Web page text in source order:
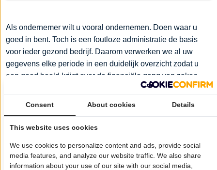
Als ondernemer wilt u vooral ondernemen. Doen waar u
goed in bent. Toch is een foutloze administratie de basis
voor ieder gezond bedrijf. Daarom verwerken we al uw
gegevens elke periode in een duidelijk overzicht zodat u
een goed beeld krijgt over de financiële gang van zaken
binnen uw onderneming. Dat doen we voornamelijk bij ons
Pagina delen op:
Consent About cookies Details
This website uses cookies
We use cookies to personalize content and ads, provide social
media features, and analyze our website traffic. We also share
information about your use of our site with our social media,